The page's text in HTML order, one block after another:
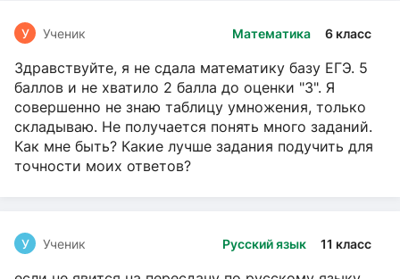
Математика 6 класс
У Ученик
Здравствуйте, я не сдала математику базу ЕГЭ. 5
баллов и не хватило 2 балла до оценки "3". Я
совершенно не знаю таблицу умножения, только
складываю. Не получается понять много заданий.
Как мне быть? Какие лучше задания подучить для
точности моих ответов?
Русский язык 11 класс
У Ученик